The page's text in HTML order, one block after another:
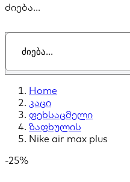
ძიება...
Home
კაცი
ფეხსაცმელი
ზაფხულის
Nike air max plus
-25%